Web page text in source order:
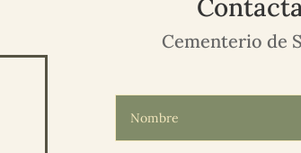
Cementerio de